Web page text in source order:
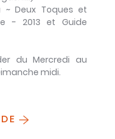
~ Deux Toques et
- 2013 et Guide
du Mercredi au
midi.